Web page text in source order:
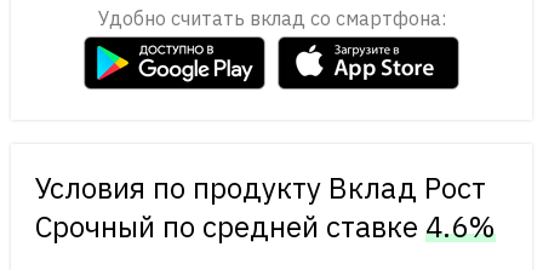
Удобно считать вклад со смартфона:
Условия по продукту Вклад Рост
Срочный по cредней ставке 4.6%